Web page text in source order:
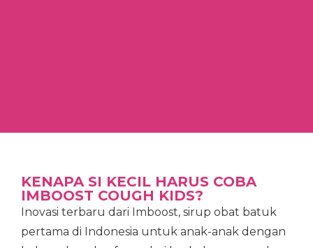
KENAPA SI KECIL HARUS COBA
IMBOOST COUGH KIDS?
Inovasi terbaru dari Imboost, sirup obat batuk
pertama di Indonesia untuk anak-anak dengan